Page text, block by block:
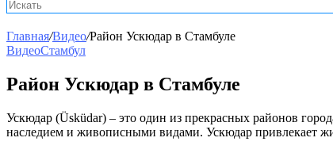
Главная/Видео/Район Ускюдар в Стамбуле
ВидеоСтамбул
Район Ускюдар в Стамбуле
Ускюдар (Üsküdar) – это один из прекрасных районов
наследием и живописными видами. Ускюдар привлекает